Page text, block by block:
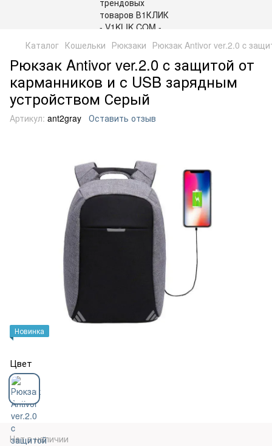
Каталог Кошельки Рюкзаки Рюкзак Antivor ver.2.0 c
Рюкзак Antivor ver.2.0 c защитой от
карманников и с USB зарядным
устройством Серый
Артикул: ant2gray Оставить отзыв
Новинка
Цвет
Нет в наличии